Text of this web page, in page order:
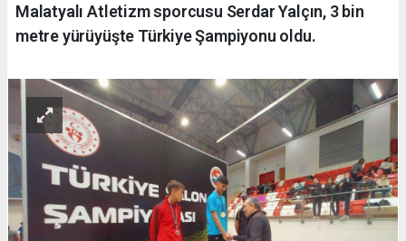
Malatyalı Atletizm sporcusu Serdar Yalçın, 3 bin
metre yürüyüşte Türkiye Şampiyonu oldu.